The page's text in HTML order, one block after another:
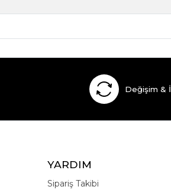
Değişim &
YARDIM
Sipariş Takibi